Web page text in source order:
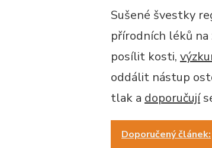
Sušené švestky
přírodních léků na
posílit kosti,
oddálit nástup
tlak a doporučují
Doporučený článek: